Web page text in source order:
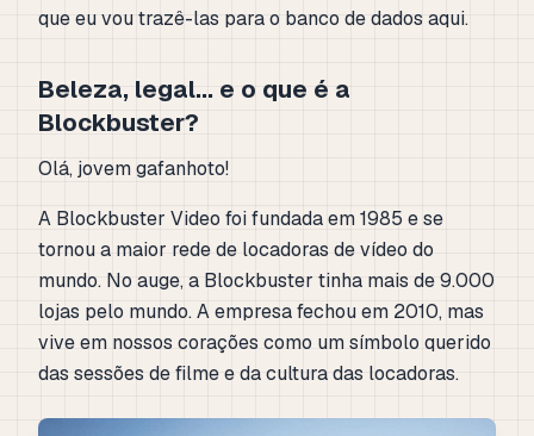
que eu vou trazê-las para o banco de dados aqui.
Beleza, legal... e o que é a
Blockbuster?
Olá, jovem gafanhoto!
A Blockbuster Video foi fundada em 1985 e se
tornou a maior rede de locadoras de vídeo do
mundo. No auge, a Blockbuster tinha mais de 9.000
lojas pelo mundo. A empresa fechou em 2010, mas
vive em nossos corações como um símbolo querido
das sessões de filme e da cultura das locadoras.